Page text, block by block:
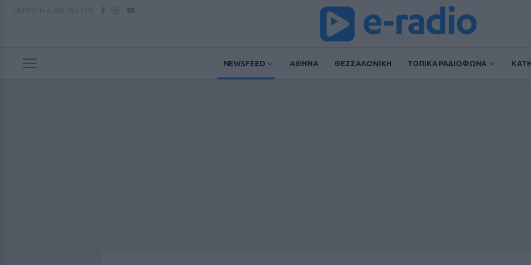
NEWSFEED ΑΘΗΝΑ ΘΕΣΣΑΛΟΝΙΚΗ ΤΟΠΙΚΑ ΡΑΔΙΟΦΩΝΑ